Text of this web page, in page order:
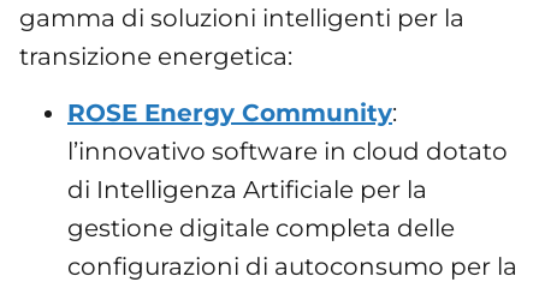
gamma di soluzioni intelligenti per la
transizione energetica:
ROSE Energy Community:
l’innovativo software in cloud dotato
di Intelligenza Artificiale per la
gestione digitale completa delle
configurazioni di autoconsumo per la